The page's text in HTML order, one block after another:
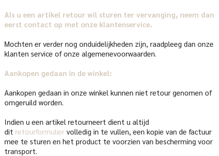
Als u een artikel retour wil sturen ter vervanging, neem dan
eerst contact op met onze klantenservice.
Mochten er verder nog onduidelijkheden zijn, raadpleeg dan onze
klanten service of onze algemenevoorwaarden.
Aankopen gedaan in de winkel:
Aankopen gedaan in onze winkel kunnen niet retour genomen of
omgeruild worden.
Indien u een artikel retourneert dient u altijd
dit retourformuliervolledig in te vullen, een kopie van de factuur
mee te sturen en het product te voorzien van bescherming voor
transport.